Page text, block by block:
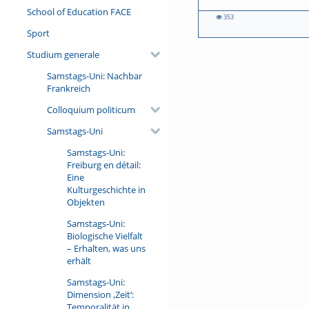
School of Education FACE
Sport
Studium generale
Samstags-Uni: Nachbar
Frankreich
Colloquium politicum
Samstags-Uni
Samstags-Uni:
Freiburg en détail:
Eine
Kulturgeschichte in
Objekten
Samstags-Uni:
Biologische Vielfalt
– Erhalten, was uns
erhält
Samstags-Uni:
Dimension ‚Zeit‘:
353